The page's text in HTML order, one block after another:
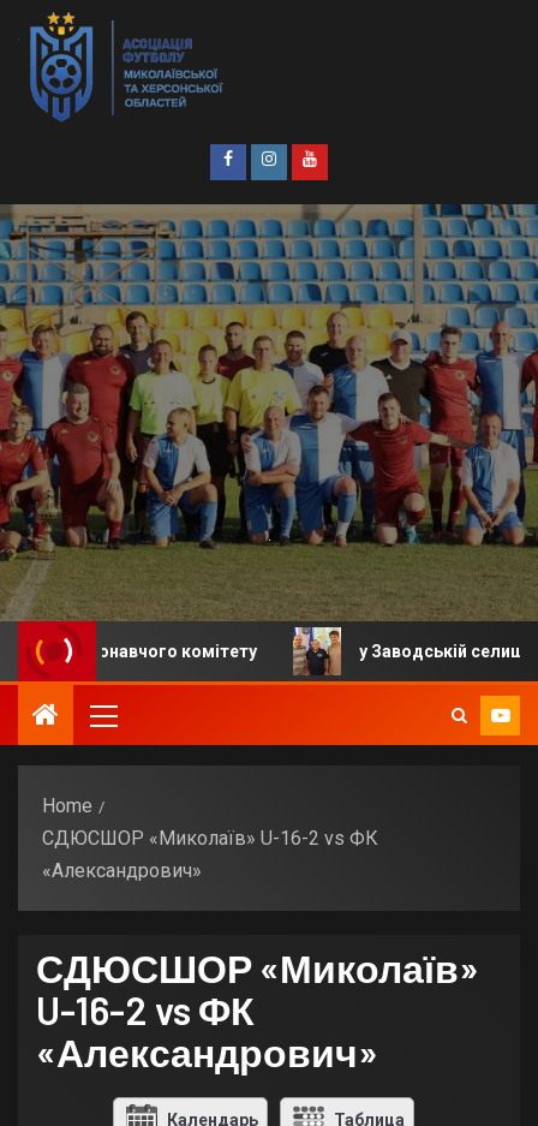
виконавчого комітету у Заводській селищній
Home
СДЮСШОР «Миколаїв» U-16-2 vs ФК
«Александрович»
СДЮСШОР «Миколаїв»
U-16-2 vs ФК
«Александрович»
Календарь Таблица